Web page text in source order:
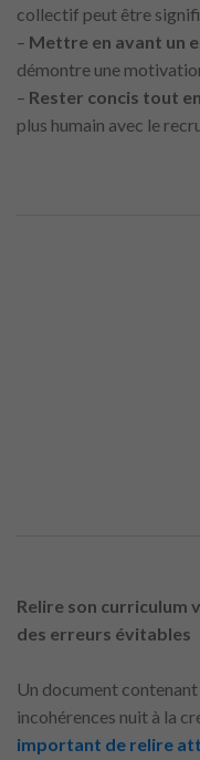
collectif peut être
– Mettre en avant un
démontre une
– Rester concis tout
plus humain avec le
Relire son curriculum
des erreurs évitables
Un document
incohérences nuit à la
important de relire